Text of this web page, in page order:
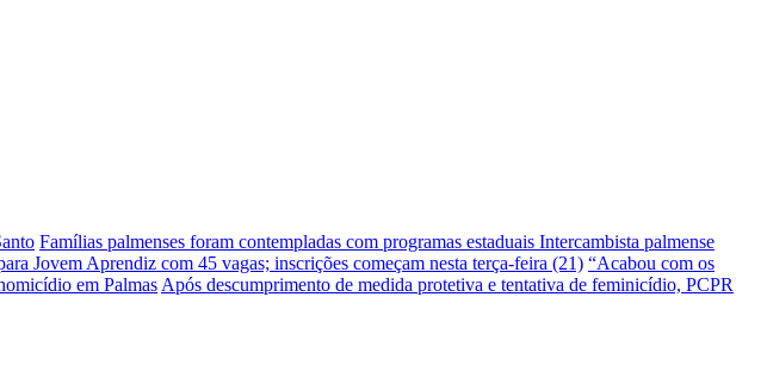
Famílias palmenses foram contempladas com programas estaduais Intercambista palmense
Jovem Aprendiz com 45 vagas; inscrições começam nesta terça-feira (21) “Acabou com os
em Palmas Após descumprimento de medida protetiva e tentativa de feminicídio, PCPR